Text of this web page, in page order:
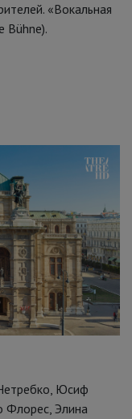
«Вокальная
Bühne).
Юсиф
Флорес, Элина